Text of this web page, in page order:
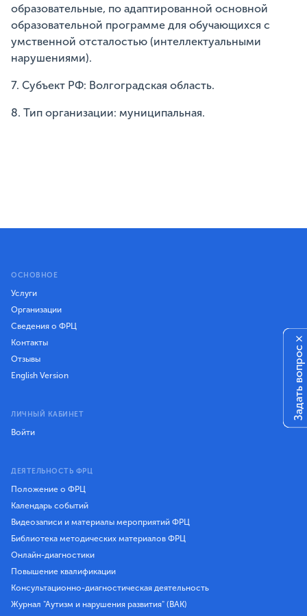
образовательные, по адаптированной основной
образовательной программе для обучающихся с
умственной отсталостью (интеллектуальными
нарушениями).
7. Субъект РФ: Волгоградская область.
8. Тип организации: муниципальная.
ОСНОВНОЕ
Услуги
Организации
Сведения о ФРЦ
Контакты
Отзывы
English Version
ЛИЧНЫЙ КАБИНЕТ
Войти
ДЕЯТЕЛЬНОСТЬ ФРЦ
Положение о ФРЦ
Календарь событий
Видеозаписи и материалы мероприятий ФРЦ
Библиотека методических материалов ФРЦ
Онлайн-диагностики
Повышение квалификации
Консультационно-диагностическая деятельность
Журнал "Аутизм и нарушения развития" (ВАК)
Задать вопрос
×